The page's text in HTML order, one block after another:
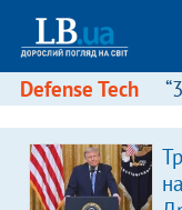
Defense Tech